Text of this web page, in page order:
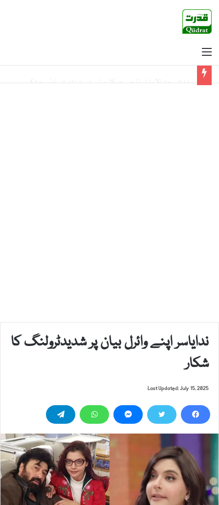
ندایاسر اپنے وائرل بیان پر شدیدٹرولنگ کا
شکار
Last Updated: July 15, 2025